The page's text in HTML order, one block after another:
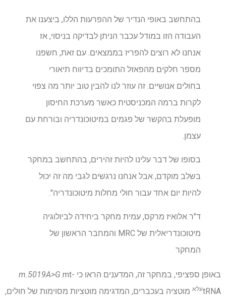
בהתחשב באופי הנדיר של ההפרעות הללו, ביצענו את
העבודה הזו במודל עכבר הניתן לבדיקה בניסוי, אז
אנחנו לא רוצים להפריז בממצאים. עם זאת, חשפנו
מספר חלקים מהפאזל התומכים בדיווח תיאורי
בחולים אנושיים. זה עוזר לנו להבין טוב יותר מה צפוי
לקרות ברמה המכניסטית כאשר מערכת החיסון
מופעלת בהקשר של פגמים במיטוכונדריה ובורחת עם
עצמן.
בסופו של דבר עלינו להיות זהירים, בהתחשב במחקר
בשלב מוקדם, אבל אנחנו נרגשים לגבי מה זה יכול
להיות יום אחד עבור חולי מחלות מיטוכונדריה".
ד"ר אלואיז מרקס, עמית מחקר ביחידה לביולוגיה
מיטוכונדריאלית של MRC והמחבר הראשון של
המחקר
באופן ספציפי, במחקר זה, המדענים הראו כי m.5019A>G mt-
tRNAעלא מוטציה בעכברים, המדגימה מוטציות מסוימות של חולים,